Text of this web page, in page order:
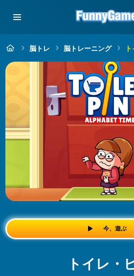
脳トレ 脳トレーニング
今、遊ぶ
トイレ・